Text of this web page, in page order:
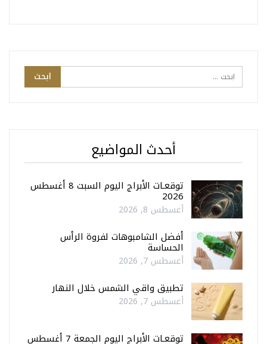
أحدث المواضيع
توقعـات الأبراج اليوم السبت 8 أغسطس
2026
أغسطس 8, 2026
أفضل الشامبوهات لفروة الرأس
الحساسة
أغسطس 7, 2026
تطبيق واقي الشمس خلال النهار
أغسطس 7, 2026
توقعـات الأبراج اليوم الجمعة 7 أغسطس